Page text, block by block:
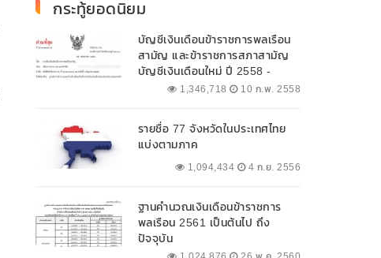
กระทู้ยอดนิยม
บัญชีเงินเดือนข้าราชการพลเรือน
สามัญ และข้าราชการสภาสามัญ
บัญชีเงินเดือนใหม่ ปี 2558 -
2562 ปัจจุบัน1,346,718 10 ก.พ. 2558
รายชื่อ 77 จังหวัดในประเทศไทย
แบ่งตามภาค
1,094,434 4 ก.ย. 2556
ฐานคำนวณเงินเดือนข้าราชการ
พลเรือน 2561 เป็นต้นไป ถึง
ปัจจุบัน